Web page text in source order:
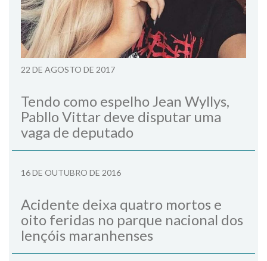
22 DE AGOSTO DE 2017
Tendo como espelho Jean Wyllys,
Pabllo Vittar deve disputar uma
vaga de deputado
16 DE OUTUBRO DE 2016
Acidente deixa quatro mortos e
oito feridas no parque nacional dos
lençóis maranhenses